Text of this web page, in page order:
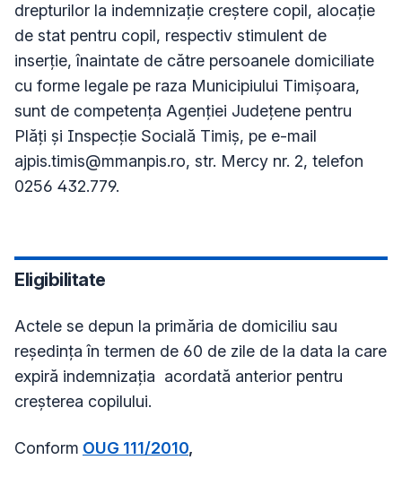
drepturilor la indemnizaţie creştere copil, alocaţie
de stat pentru copil, respectiv stimulent de
inserţie, înaintate de către persoanele domiciliate
cu forme legale pe raza Municipiului Timișoara,
sunt de competenţa Agenţiei Județene pentru
Plăţi şi Inspecţie Socială Timiş, pe e-mail
ajpis.timis@mmanpis.ro, str. Mercy nr. 2, telefon
0256 432.779.
Eligibilitate
Actele se depun la primăria de domiciliu sau
reședința în termen de 60 de zile de la data la care
expiră indemnizația acordată anterior pentru
creșterea copilului.
Conform OUG 111/2010,